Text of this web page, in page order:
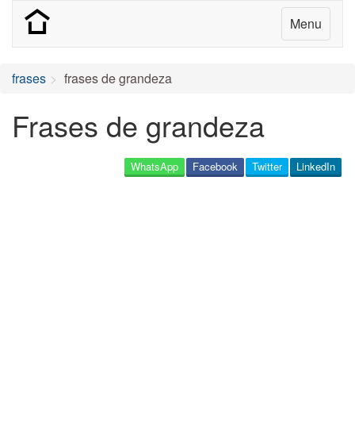
Menu
frases frases de grandeza
Frases de grandeza
LinkedIn
Twitter
Facebook
WhatsApp